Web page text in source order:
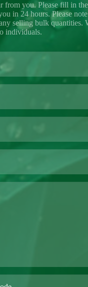
from you. Please fill in
in 24 hours. Please
selling bulk quantities.
individuals.